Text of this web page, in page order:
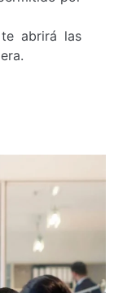
abrirá las